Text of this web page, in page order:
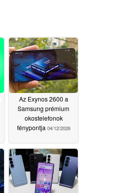
Az Exynos 2600 a
Samsung prémium
okostelefonok
fénypontja 04/12/2026